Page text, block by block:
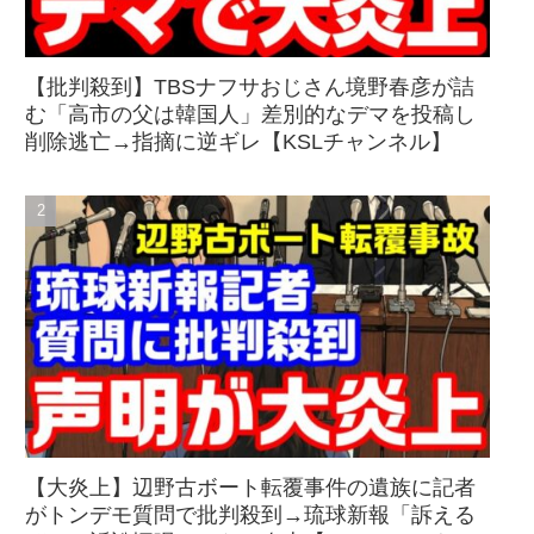
【批判殺到】TBSナフサおじさん境野春彦が詰
む「高市の父は韓国人」差別的なデマを投稿し
削除逃亡→指摘に逆ギレ【KSLチャンネル】
【大炎上】辺野古ボート転覆事件の遺族に記者
がトンデモ質問で批判殺到→琉球新報「訴える